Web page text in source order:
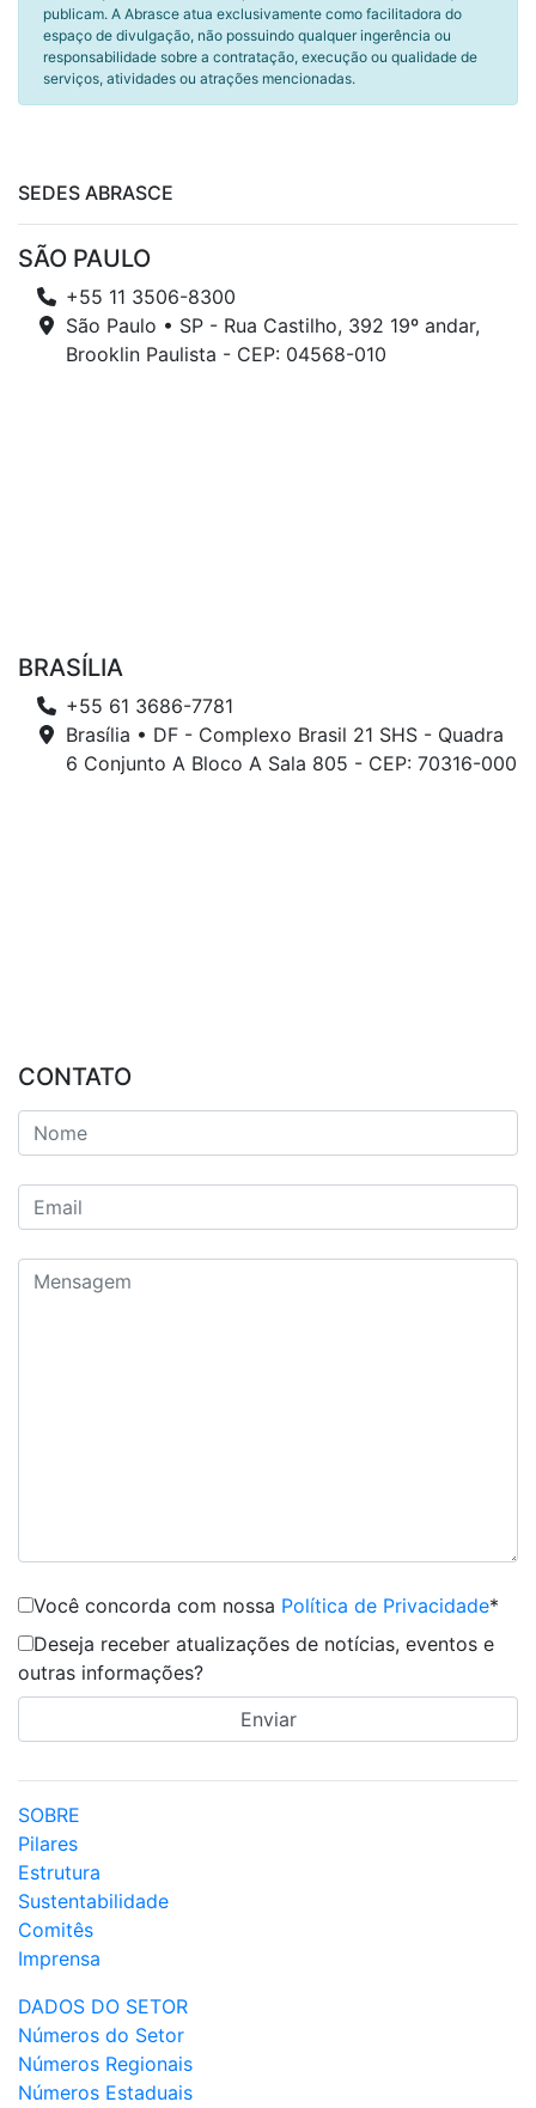
publicam. A Abrasce atua exclusivamente como facilitadora do
espaço de divulgação, não possuindo qualquer ingerência ou
responsabilidade sobre a contratação, execução ou qualidade de
serviços, atividades ou atrações mencionadas.
SEDES ABRASCE
SÃO PAULO
+55 11 3506-8300
São Paulo • SP - Rua Castilho, 392 19º andar,
Brooklin Paulista - CEP: 04568-010
BRASÍLIA
+55 61 3686-7781
Brasília • DF - Complexo Brasil 21 SHS - Quadra
6 Conjunto A Bloco A Sala 805 - CEP: 70316-000
CONTATO
Você concorda com nossa Política de Privacidade*
Deseja receber atualizações de notícias, eventos e
outras informações?
SOBRE
Pilares
Estrutura
Sustentabilidade
Comitês
Imprensa
DADOS DO SETOR
Números do Setor
Números Regionais
Números Estaduais